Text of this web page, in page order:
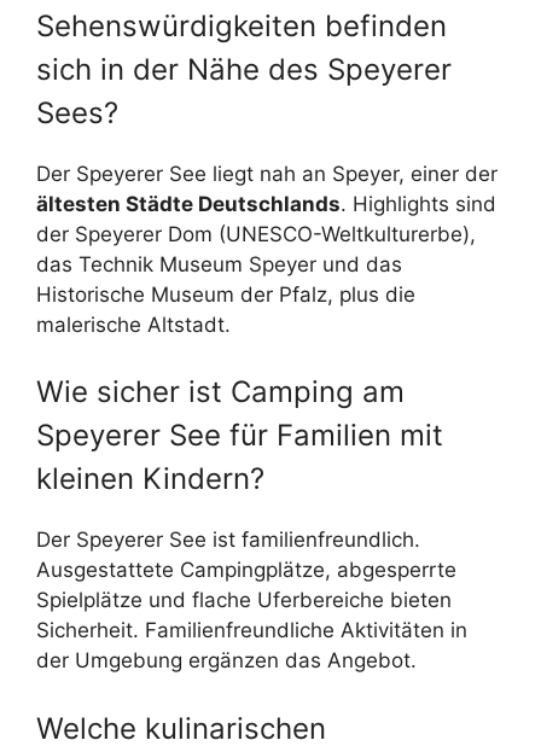
Sehenswürdigkeiten befinden
sich in der Nähe des Speyerer
Sees?
Der Speyerer See liegt nah an Speyer, einer der
ältesten Städte Deutschlands. Highlights sind
der Speyerer Dom (UNESCO-Weltkulturerbe),
das Technik Museum Speyer und das
Historische Museum der Pfalz, plus die
malerische Altstadt.
Wie sicher ist Camping am
Speyerer See für Familien mit
kleinen Kindern?
Der Speyerer See ist familienfreundlich.
Ausgestattete Campingplätze, abgesperrte
Spielplätze und flache Uferbereiche bieten
Sicherheit. Familienfreundliche Aktivitäten in
der Umgebung ergänzen das Angebot.
Welche kulinarischen